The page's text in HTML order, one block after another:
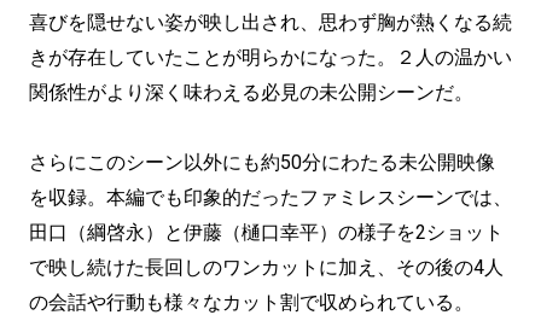
喜びを隠せない姿が映し出され、思わず胸が熱くなる続
きが存在していたことが明らかになった。２人の温かい
関係性がより深く味わえる必見の未公開シーンだ。
さらにこのシーン以外にも約50分にわたる未公開映像
を収録。本編でも印象的だったファミレスシーンでは、
田口（綱啓永）と伊藤（樋口幸平）の様子を2ショット
で映し続けた長回しのワンカットに加え、その後の4人
の会話や行動も様々なカット割で収められている。